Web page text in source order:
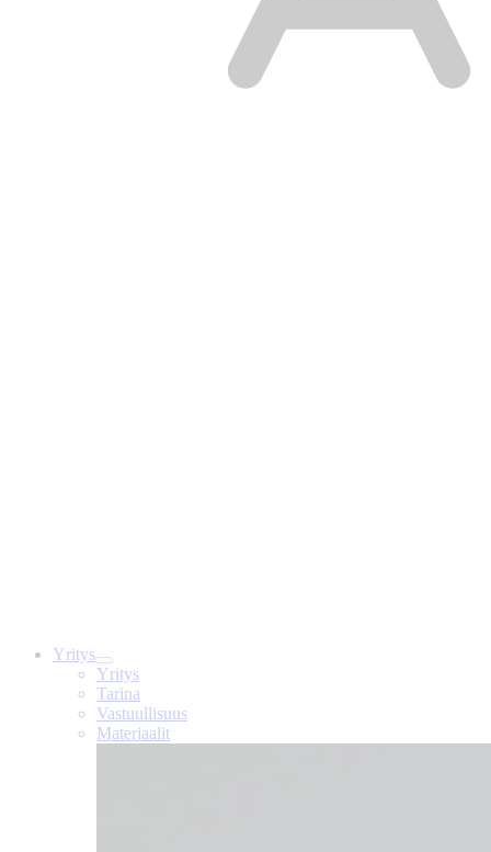
Yritys
Yritys
Tarina
Vastuullisuus
Materiaalit